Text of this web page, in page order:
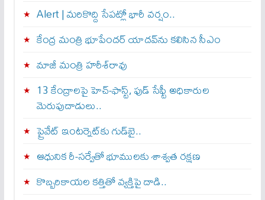
Alert | మ‌రికొద్ది సేప‌ట్లో భారీ వ‌ర్షం..
కేంద్ర మంత్రి భూపేందర్ యాదవ్‌ను కలిసిన సీఎం
మాజీ మంత్రి హరీశ్‌రావు
13 కేంద్రాలపై హెచ్-ఫాస్ట్, ఫుడ్ సేఫ్టీ అధికారుల
మెరుపుదాడులు..
ప్రైవేట్‌ ఇంటర్నెట్‌కు గుడ్‌బై..
ఆధునిక రీ-సర్వేతో భూములకు శాశ్వత రక్షణ
కొబ్బరికాయల కత్తితో వ్యక్తిపై దాడి..